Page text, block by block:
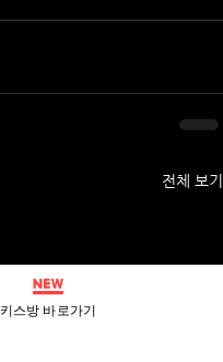
전체 보기
키스방 바로가기